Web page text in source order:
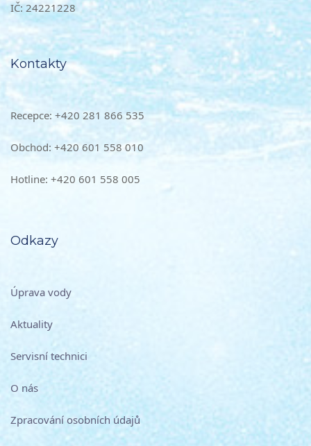
IČ: 24221228
Kontakty
Recepce: +420 281 866 535
Obchod: +420 601 558 010
Hotline: +420 601 558 005
Odkazy
Úprava vody
Aktuality
Servisní technici
O nás
Zpracování osobních údajů